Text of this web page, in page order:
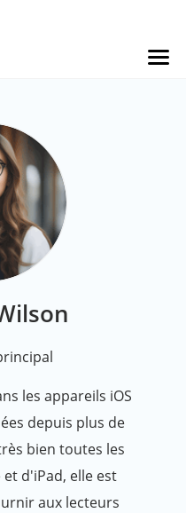
les appareils iOS
depuis plus de
bien toutes les
d'iPad, elle est
aux lecteurs